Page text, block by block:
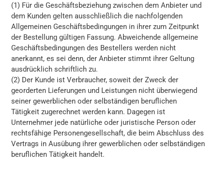
(1) Für die Geschäftsbeziehung zwischen dem Anbieter und
dem Kunden gelten ausschließlich die nachfolgenden
Allgemeinen Geschäftsbedingungen in ihrer zum Zeitpunkt
der Bestellung gültigen Fassung. Abweichende allgemeine
Geschäftsbedingungen des Bestellers werden nicht
anerkannt, es sei denn, der Anbieter stimmt ihrer Geltung
ausdrücklich schriftlich zu.
(2) Der Kunde ist Verbraucher, soweit der Zweck der
georderten Lieferungen und Leistungen nicht überwiegend
seiner gewerblichen oder selbständigen beruflichen
Tätigkeit zugerechnet werden kann. Dagegen ist
Unternehmer jede natürliche oder juristische Person oder
rechtsfähige Personengesellschaft, die beim Abschluss des
Vertrags in Ausübung ihrer gewerblichen oder selbständigen
beruflichen Tätigkeit handelt.